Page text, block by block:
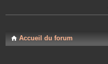
Accueil du forum